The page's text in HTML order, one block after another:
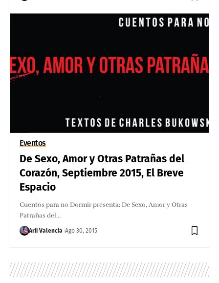
Eventos
De Sexo, Amor y Otras Patrañas del
Corazón, Septiembre 2015, El Breve
Espacio
Cuentos para no Dormir presenta: De Sexo, Amor y Otras
Patrañas del…
Arii Valencia Ago 30, 2015